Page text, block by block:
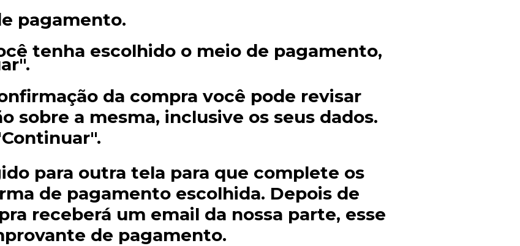
pagamento.
tenha escolhido o meio de pagamento,
da compra você pode revisar
sobre a mesma, inclusive os seus dados.
para outra tela para que complete os
de pagamento escolhida. Depois de
receberá um email da nossa parte, esse
de pagamento.